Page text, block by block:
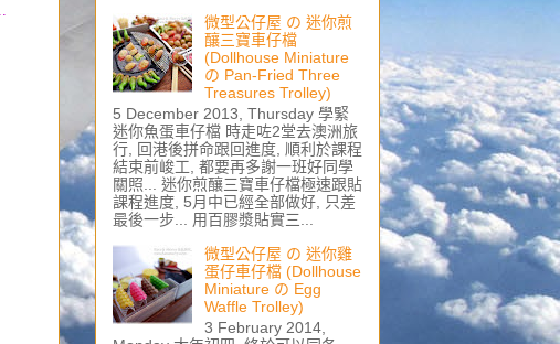
微型公仔屋 の 迷你煎
釀三寶車仔檔
(Dollhouse Miniature
の Pan-Fried Three
Treasures Trolley)
5 December 2013, Thursday 學緊
迷你魚蛋車仔檔 時走咗2堂去澳洲旅
行, 回港後拼命跟回進度, 順利於課程
結束前峻工, 都要再多謝一班好同學
關照... 迷你煎釀三寶車仔檔極速跟貼
課程進度, 5月中已經全部做好, 只差
最後一步... 用百膠漿貼實三...
微型公仔屋 の 迷你雞
蛋仔車仔檔 (Dollhouse
Miniature の Egg
Waffle Trolley)
3 February 2014,